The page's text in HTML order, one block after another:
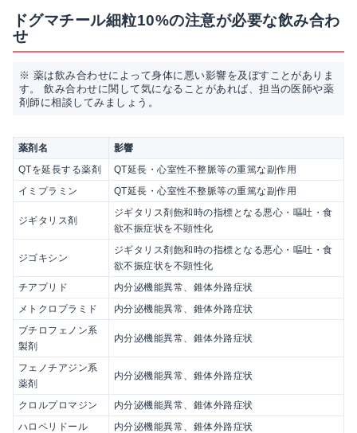
ドグマチール細粒10%の注意が必要な飲み合わ
せ
※ 薬は飲み合わせによって身体に悪い影響を及ぼすことがありま
す。 飲み合わせに関して気になることがあれば、担当の医師や薬
剤師に相談してみましょう。
薬剤名
影響
QTを延長する薬剤
QT延長・心室性不整脈等の重篤な副作用
イミプラミン
QT延長・心室性不整脈等の重篤な副作用
ジギタリス剤
ジギタリス剤飽和時の指標となる悪心・嘔吐・食
欲不振症状を不顕性化
ジゴキシン
ジギタリス剤飽和時の指標となる悪心・嘔吐・食
欲不振症状を不顕性化
チアプリド
内分泌機能異常、錐体外路症状
メトクロプラミド
内分泌機能異常、錐体外路症状
ブチロフェノン系
製剤
内分泌機能異常、錐体外路症状
フェノチアジン系
薬剤
内分泌機能異常、錐体外路症状
クロルプロマジン
内分泌機能異常、錐体外路症状
ハロペリドール
内分泌機能異常、錐体外路症状